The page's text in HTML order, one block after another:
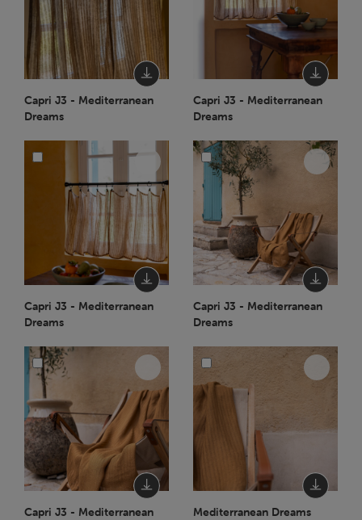
Capri J3 - Mediterranean
Dreams
Capri J3 - Mediterranean
Dreams
Capri J3 - Mediterranean
Dreams
Capri J3 - Mediterranean
Dreams
Capri J3 - Mediterranean
Mediterranean Dreams